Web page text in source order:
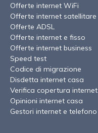
Offerte internet WiFi
Offerte internet satellitare
Offerte ADSL
Offerte internet e fisso
Offerte internet business
Speed test
Codice di migrazione
Disdetta internet casa
Verifica copertura internet
Opinioni internet casa
Gestori internet e telefono